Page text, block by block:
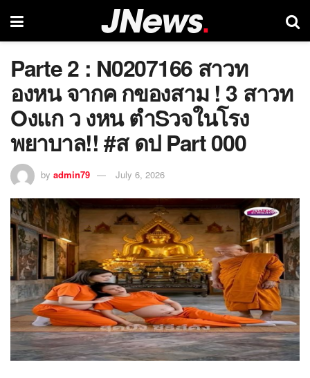
Parte 2 : N0207166 สาวท
องหน จากค กของสาม ! 3 สาวท
Oงแก ว งหน ตำSวจในโรง
พยาบาล!! #ส ดป Part 000
by admin79 July 6, 2026